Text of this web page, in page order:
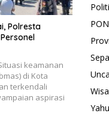
Polresta
Situasi keamanan
di Kota
terkendali
aspirasi